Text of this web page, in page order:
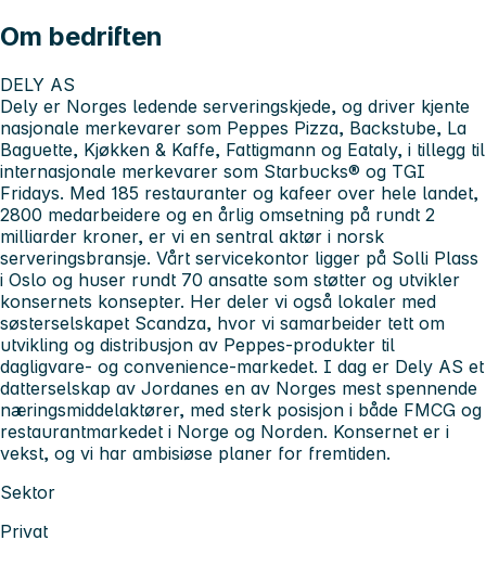
Om bedriften
DELY AS
Dely er Norges ledende serveringskjede, og driver kjente
nasjonale merkevarer som Peppes Pizza, Backstube, La
Baguette, Kjøkken & Kaffe, Fattigmann og Eataly, i tillegg til
internasjonale merkevarer som Starbucks® og TGI
Fridays. Med 185 restauranter og kafeer over hele landet,
2800 medarbeidere og en årlig omsetning på rundt 2
milliarder kroner, er vi en sentral aktør i norsk
serveringsbransje. Vårt servicekontor ligger på Solli Plass
i Oslo og huser rundt 70 ansatte som støtter og utvikler
konsernets konsepter. Her deler vi også lokaler med
søsterselskapet Scandza, hvor vi samarbeider tett om
utvikling og distribusjon av Peppes-produkter til
dagligvare- og convenience-markedet. I dag er Dely AS et
datterselskap av Jordanes en av Norges mest spennende
næringsmiddelaktører, med sterk posisjon i både FMCG og
restaurantmarkedet i Norge og Norden. Konsernet er i
vekst, og vi har ambisiøse planer for fremtiden.
Sektor
Privat